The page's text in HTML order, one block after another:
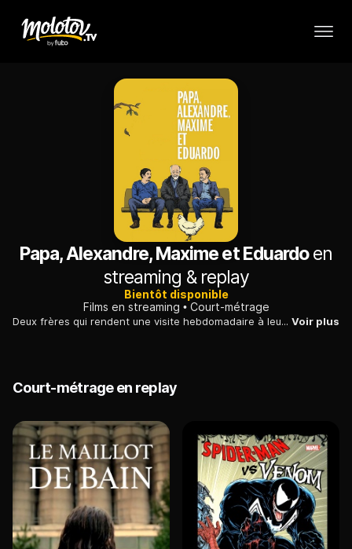
Papa, Alexandre, Maxime et Eduardoen
streaming & replay
Bientôt disponible
Films en streaming
Court-métrage
Deux frères qui rendent une visite hebdomadaire à leur vieux père malade voient leur géniteur leur faire une bien mauvaise surprise. Voir plus
Court-métrage en replay